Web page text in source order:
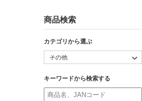
商品検索
カテゴリから選ぶ
キーワードから検索する